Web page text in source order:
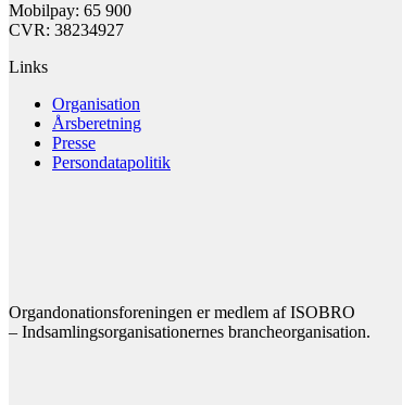
Mobilpay: 65 900
CVR: 38234927
Links
Organisation
Årsberetning
Presse
Persondatapolitik
Organdonationsforeningen er medlem af ISOBRO
– Indsamlingsorganisationernes brancheorganisation.